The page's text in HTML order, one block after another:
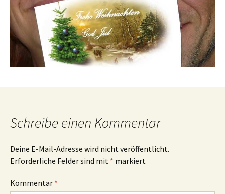
Schreibe einen Kommentar
Deine E-Mail-Adresse wird nicht veröffentlicht.
Erforderliche Felder sind mit * markiert
Kommentar *